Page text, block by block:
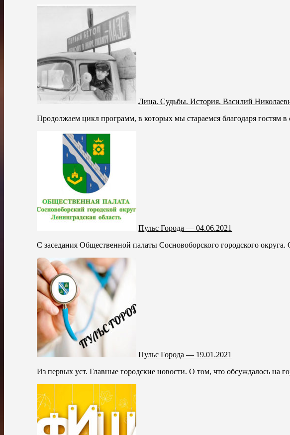
Лица. Судьбы. История. Василий
Продолжаем цикл программ, в которых мы стараемся благодаря гостям
Пульс Города — 04.06.2021
С заседания Общественной палаты Сосновоборского городского округа.
Пульс Города — 19.01.2021
Из первых уст. Главные городские новости. О том, что обсуждалось на